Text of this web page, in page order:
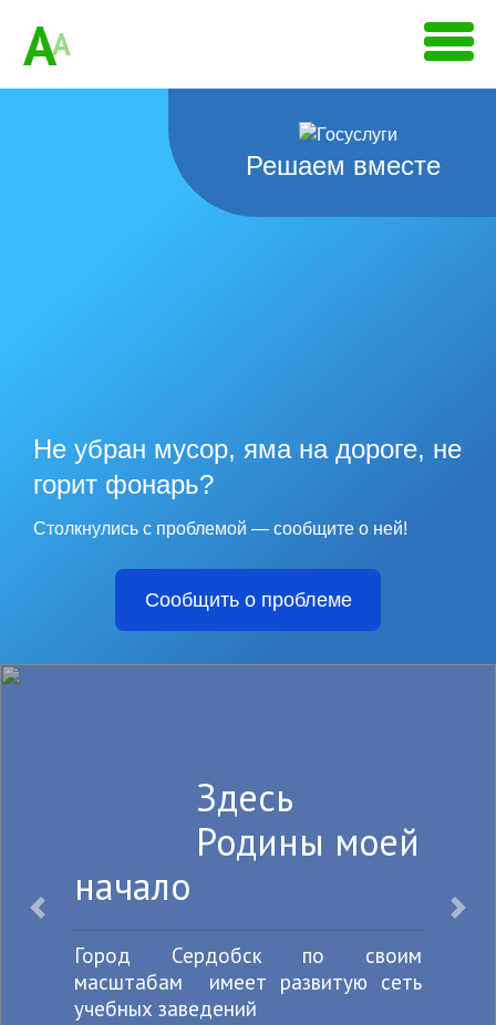
AA
Решаем вместе
Не убран мусор, яма на дороге, не
горит фонарь?
Столкнулись с проблемой — сообщите о ней!
Сообщить о проблеме
Здесь
Родины моей
начало
Город Сердобск по своим
масштабам имеет развитую сеть
учебных заведений
Назад